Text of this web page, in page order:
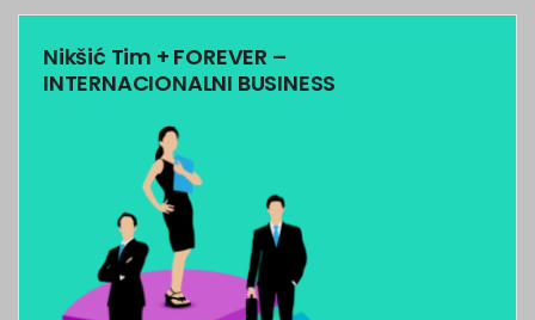
Nikšić Tim + FOREVER –
INTERNACIONALNI BUSINESS